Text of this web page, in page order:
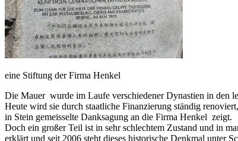
eine Stiftung der Firma Henkel
Die Mauer wurde im Laufe verschiedener Dynastien in den
Heute wird sie durch staatliche Finanzierung ständig
in Stein gemeisselte Danksagung an die Firma Henkel zeigt.
Doch ein großer Teil ist in sehr schlechtem Zustand und in
erklärt und seit 2006 steht dieses historische Denkmal unter